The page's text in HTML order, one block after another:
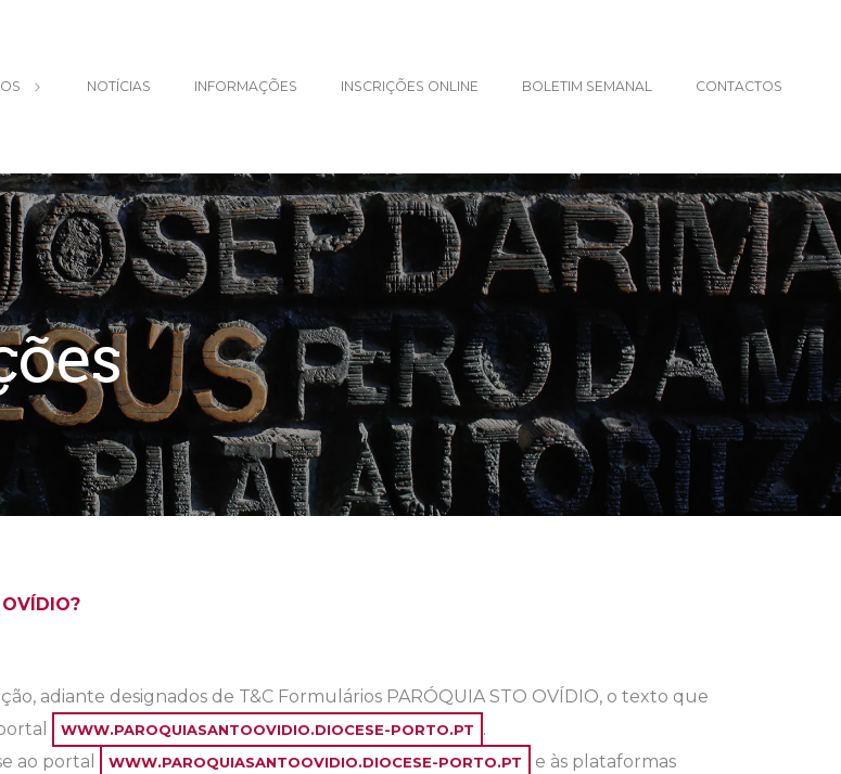
NOTÍCIAS INFORMAÇÕES INSCRIÇÕES ONLINE BOLETIM SEMANAL CONTACTOS
adiante designados de T&C Formulários PARÓQUIA STO OVÍDIO, o texto que
WWW.PAROQUIASANTOOVIDIO.DIOCESE-PORTO.PT
.
ao portal WWW.PAROQUIASANTOOVIDIO.DIOCESE-PORTO.PT
e às plataformas